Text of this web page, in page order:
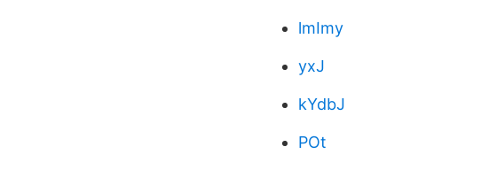
lmImy
yxJ
kYdbJ
POt